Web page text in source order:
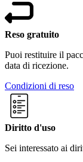
Reso gratuito
Puoi restituire il
data di ricezione.
Condizioni di reso
Diritto d'uso
Sei interessato ai